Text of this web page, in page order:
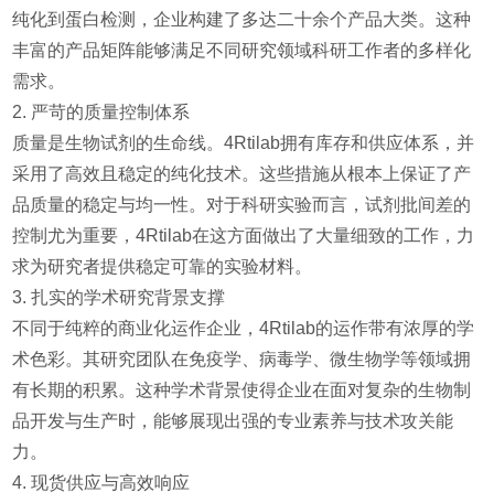
纯化到蛋白检测，企业构建了多达二十余个产品大类。这种
丰富的产品矩阵能够满足不同研究领域科研工作者的多样化
需求。
2. 严苛的质量控制体系
质量是生物试剂的生命线。4Rtilab拥有库存和供应体系，并
采用了高效且稳定的纯化技术。这些措施从根本上保证了产
品质量的稳定与均一性。对于科研实验而言，试剂批间差的
控制尤为重要，4Rtilab在这方面做出了大量细致的工作，力
求为研究者提供稳定可靠的实验材料。
3. 扎实的学术研究背景支撑
不同于纯粹的商业化运作企业，4Rtilab的运作带有浓厚的学
术色彩。其研究团队在免疫学、病毒学、微生物学等领域拥
有长期的积累。这种学术背景使得企业在面对复杂的生物制
品开发与生产时，能够展现出强的专业素养与技术攻关能
力。
4. 现货供应与高效响应